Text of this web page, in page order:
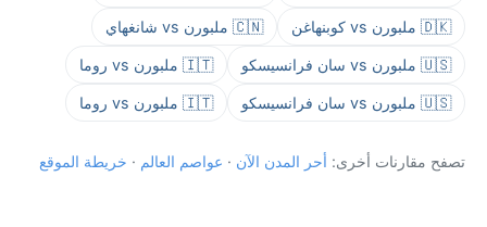
🇩🇰 ملبورن vs كوبنهاغن 🇨🇳 ملبورن vs شانغهاي
🇺🇸 ملبورن vs سان فرانسيسكو 🇮🇹 ملبورن vs روما
🇺🇸 ملبورن vs سان فرانسيسكو 🇮🇹 ملبورن vs روما
تصفح مقارنات أخرى: أحر المدن الآن · عواصم العالم · خريطة الموقع